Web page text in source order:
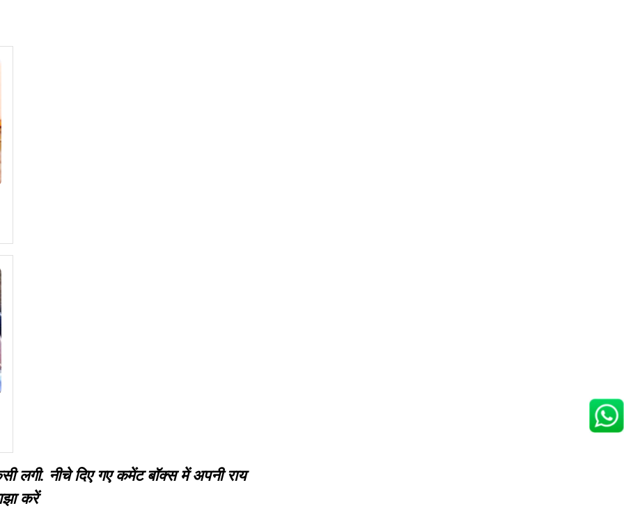
नीचे दिए गए कमेंट बॉक्स में अपनी राय
करें